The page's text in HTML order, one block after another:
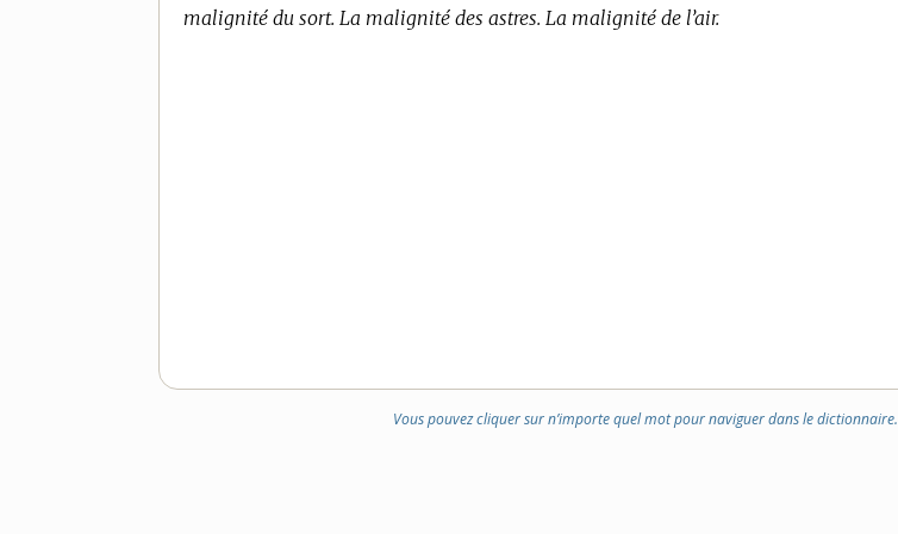
malignité du sort. La malignité des astres. La malignité de l’air.
Vous pouvez cliquer sur n’importe quel mot pour naviguer dans le dictionnaire.